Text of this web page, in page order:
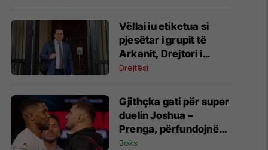
Vëllai iu etiketua si
pjesëtar i grupit të
Arkanit, Drejtori i
Ekonomisë në Prizren
Drejtësi
Gjithçka gati për super
duelin Joshua –
Prenga, përfundojnë
matjet zyrtare
Boks